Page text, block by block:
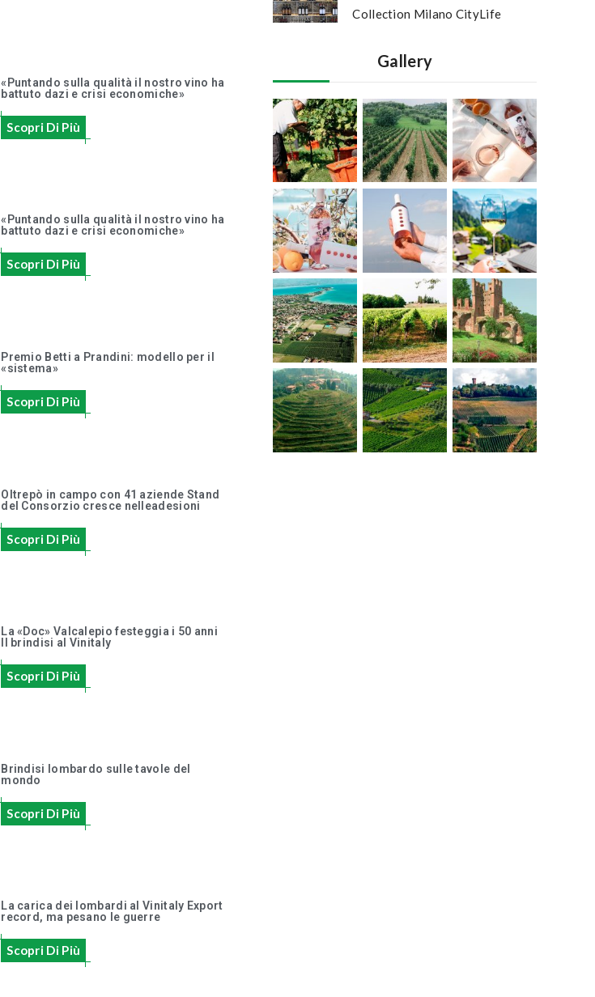
«Puntando sulla qualità il nostro vino ha
battuto dazi e crisi economiche»
Scopri Di Più
«Puntando sulla qualità il nostro vino ha
battuto dazi e crisi economiche»
Scopri Di Più
Premio Betti a Prandini: modello per il
«sistema»
Scopri Di Più
Oltrepò in campo con 41 aziende Stand
del Consorzio cresce nelleadesioni
Scopri Di Più
La «Doc» Valcalepio festeggia i 50 anni
Il brindisi al Vinitaly
Scopri Di Più
Brindisi lombardo sulle tavole del
mondo
Scopri Di Più
La carica dei lombardi al Vinitaly Export
record, ma pesano le guerre
Scopri Di Più
Collection Milano CityLife
Gallery